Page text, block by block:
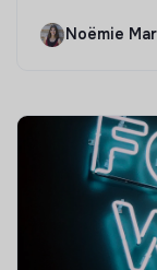
Noëmie